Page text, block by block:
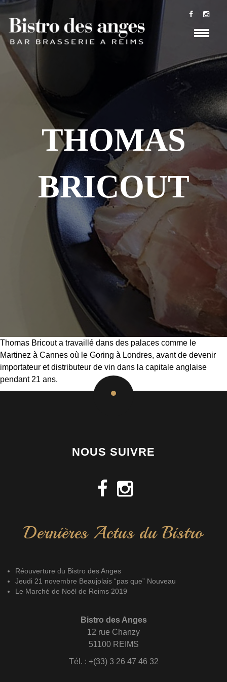
THOMAS
BRICOUT
Thomas Bricout a travaillé dans des palaces comme le
Martinez à Cannes où le Goring à Londres, avant de devenir
importateur et distributeur de vin dans la capitale anglaise
pendant 21 ans.
NOUS SUIVRE
Dernières Actus du Bistro
Réouverture du Bistro des Anges
Jeudi 21 novembre Beaujolais “pas que” Nouveau
Le Marché de Noël de Reims 2019
Bistro des Anges
12 rue Chanzy
51100 REIMS
Tél. : +(33) 3 26 47 46 32